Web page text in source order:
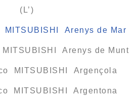
(L’)
Arenys de Mar
Arenys de Munt
MITSUBISHI Argençola
MITSUBISHI Argentona